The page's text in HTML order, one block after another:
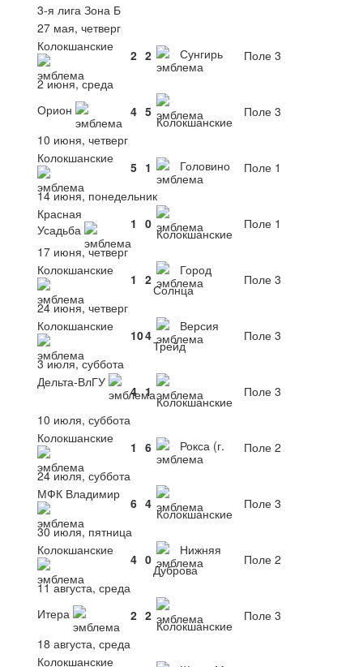
3-я лига Зона Б
27 мая, четверг
Колокшанские
2 2 Сунгирь
Поле 3
2 июня, среда
Орион
4 5
Колокшанские
Поле 3
10 июня, четверг
Колокшанские
5 1 Головино
Поле 1
14 июня, понедельник
Красная
Усадьба
1 0
Колокшанские
Поле 1
17 июня, четверг
Колокшанские
1 2
Город
Солнца
Поле 3
24 июня, четверг
Колокшанские
104
Версия
Трейд
Поле 3
3 июля, суббота
Дельта-ВлГУ
4 1
Колокшанские
Поле 3
10 июля, суббота
Колокшанские
1 6 Рокса (г.
Поле 2
24 июля, суббота
МФК Владимир
6 4
Колокшанские
Поле 3
30 июля, пятница
Колокшанские
4 0
Нижняя
Дуброва
Поле 2
11 августа, среда
Итера
2 2
Колокшанские
Поле 3
18 августа, среда
Колокшанские